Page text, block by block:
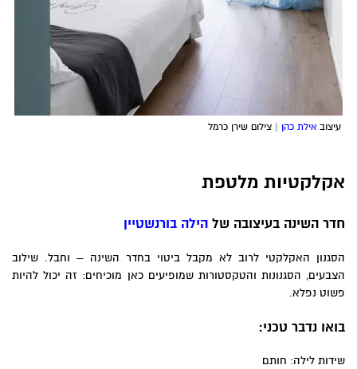
עיצוב אילת כהן | צילום שירן כרמל
אקלקטיות מלטפת
חדר השינה בעיצובה של הילה בורנשטיין
הסגנון האקלקטי לרוב לא מקבל ביטוי בחדר השינה – וחבל. שילוב
הצבעים, הסגנונות והטקסטורות שמופיעים כאן מוכיחים: זה יכול להיות
פשוט נפלא.
בואו נדבר טכני:
שידות לילה: חותם